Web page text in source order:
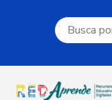
Campo de